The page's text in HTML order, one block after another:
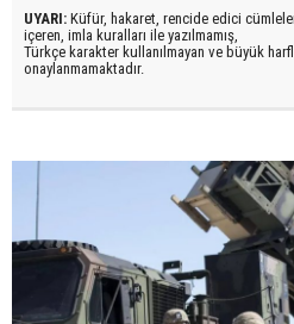
UYARI: Küfür, hakaret, rencide edici
içeren, imla kuralları ile yazılmamış,
Türkçe karakter kullanılmayan ve büyük
onaylanmamaktadır.